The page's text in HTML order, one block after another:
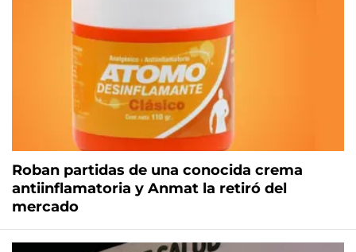
Roban partidas de una conocida crema
antiinflamatoria y Anmat la retiró del
mercado